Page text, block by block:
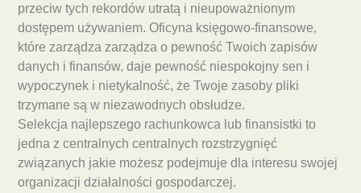
przeciw tych rekordów utratą i nieupoważnionym
dostępem używaniem. Oficyna księgowo-finansowe,
które zarządza zarządza o pewność Twoich zapisów
danych i finansów, daje pewność niespokojny sen i
wypoczynek i nietykalność, że Twoje zasoby pliki
trzymane są w niezawodnych obsłudze.
Selekcja najlepszego rachunkowca lub finansistki to
jedna z centralnych centralnych rozstrzygnięć
związanych jakie możesz podejmuje dla interesu swojej
organizacji działalności gospodarczej.